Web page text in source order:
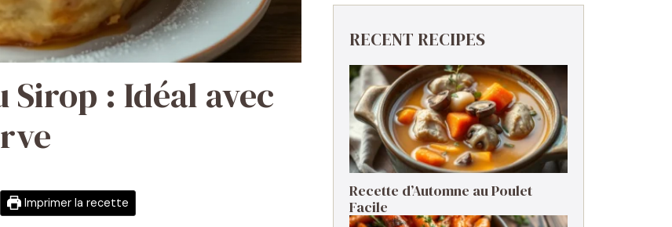
: Idéal avec
Imprimer la recette
RECENT RECIPES
Recette d’Automne au Poulet
Facile